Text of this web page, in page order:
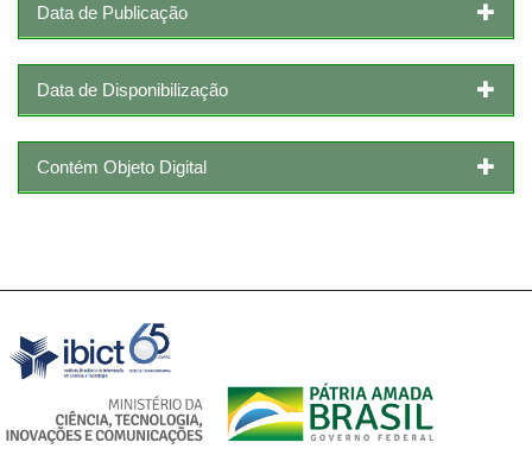
Data de Publicação
Data de Disponibilização
Contém Objeto Digital